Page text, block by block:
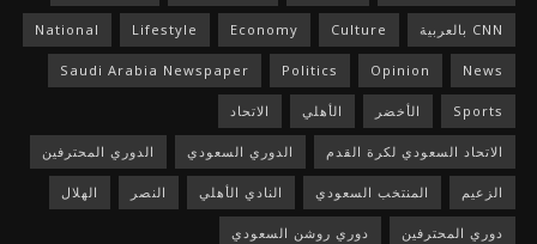
CNN بالعربية Culture
Economy
Lifestyle
National
News
Opinion
Politics
Saudi Arabia Newspaper
Sports الأخضر الأهلي الاتحاد
الاتحاد السعودي لكرة القدم الدوري السعودي الدوري المحترفين
الزعيم المنتخب السعودي النادي الأهلي النصر الهلال
دوري المحترفين دوري روشن السعودي